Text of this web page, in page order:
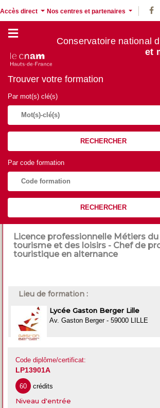
Accès direct Nos centres et partenaires
Conservatoire national
et
Trouver votre formation
Par mot(s) clé(s)
RECHERCHER
Par code formation
RECHERCHER
Licence professionnelle Métiers du
tourisme et des loisirs - Chef de
touristique en alternance
Lieu de formation :
Lycée Gaston Berger Lille
Av. Gaston Berger - 59000 LILLE
Code diplôme/certificat:
LP13901A
60 crédits
Niveau d'entrée